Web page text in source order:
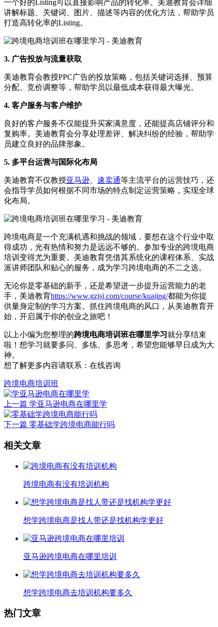
一个好的Listing可以直接影响产品的转化率。美迪教育会详细
讲解标题、关键词、图片、描述等内容的优化方法，帮助学员
打造高转化率的Listing。
3. 广告投放与流量获取
美迪教育会教授PPC广告的投放策略，包括关键词选择、预算
分配、竞价调整等，帮助学员以最低成本获得最大曝光。
4. 客户服务与客户维护
良好的客户服务不仅能提升买家满意度，还能提高店铺评分和
复购率。美迪教育会分享处理差评、解决纠纷的经验，帮助学
员建立良好的品牌形象。
5. 多平台运营与国际化布局
美迪教育不仅教授亚马逊 速卖通等主流平台的运营技巧，还
会指导学员如何根据不同市场的特点制定运营策略，实现全球
化布局。
跨境电商是一个充满机遇和挑战的领域，要想在这个行业中取
得成功，光有热情和努力是远远不够的。参加专业的跨境电商
培训变得尤为重要。美迪教育凭借其系统化的课程体系、实战
派讲师团队和贴心的服务，成为学习跨境电商的不二之选。
无论你是零基础的新手，还是希望进一步提升运营能力的老
手，美迪教育https://www.gzjsj.com/course/kuajing/都能为你提
供量身定制的学习方案。抓住跨境电商的风口，从美迪教育开
始，开启属于你的创业之旅吧！
以上小编为您整理的跨境电商培训班在哪里学习 就分享结束
啦！想学习就要多问、多练、多思考，希望您能够早日成为大
神。
想了解更多内容请联系： 在线咨询
跨境电商培训班
上一篇 学亚马逊电商在哪里学
下一篇 零基础学跨境电商能行吗
相关文章
跨境电商有没有培训机构
想学跨境电商是找人带还是找机构学更好
亚马逊跨境电商在哪里培训
想学跨境电商去培训机构要多久
热门文章